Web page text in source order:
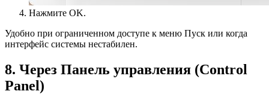
Нажмите OK.
Удобно при ограниченном доступе к меню Пуск или когда
интерфейс системы нестабилен.
8. Через Панель управления (Control
Panel)